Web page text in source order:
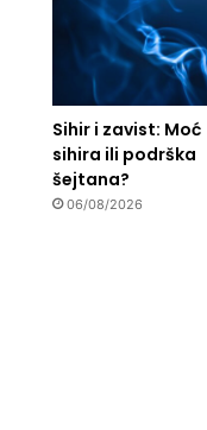
Sihir i zavist: Moć
sihira ili podrška
šejtana?
06/08/2026